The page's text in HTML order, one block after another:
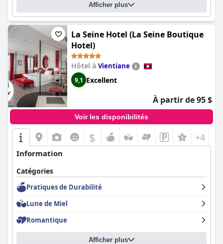
aux clients. L'hôtel est un véritable joyau, offrant un beau
mélange d'architecture de style colonial et une atmosphère
chaleureuse et invitante. Pour ceux qui recherchent une
expérience luxueuse et haut de gamme, Le Sen Boutique Hotel
est la destination idéale.
Afficher plus
La Seine Hotel (La Seine Boutique
Hotel)
Hôtel à Vientiane
9,1 Excellent
À partir de 95 $
Voir les disponibilités
$ +4
Information
Catégories
Pratiques de Durabilité
Lune de Miel
Romantique
Afficher plus